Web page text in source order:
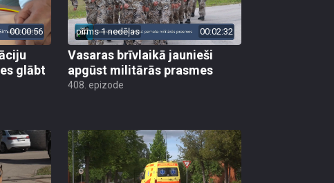
00:00:56
glābt
pirms 1 nedēļas 00:02:32
Vasaras brīvlaikā jaunieši
apgūst militārās prasmes
408. epizode